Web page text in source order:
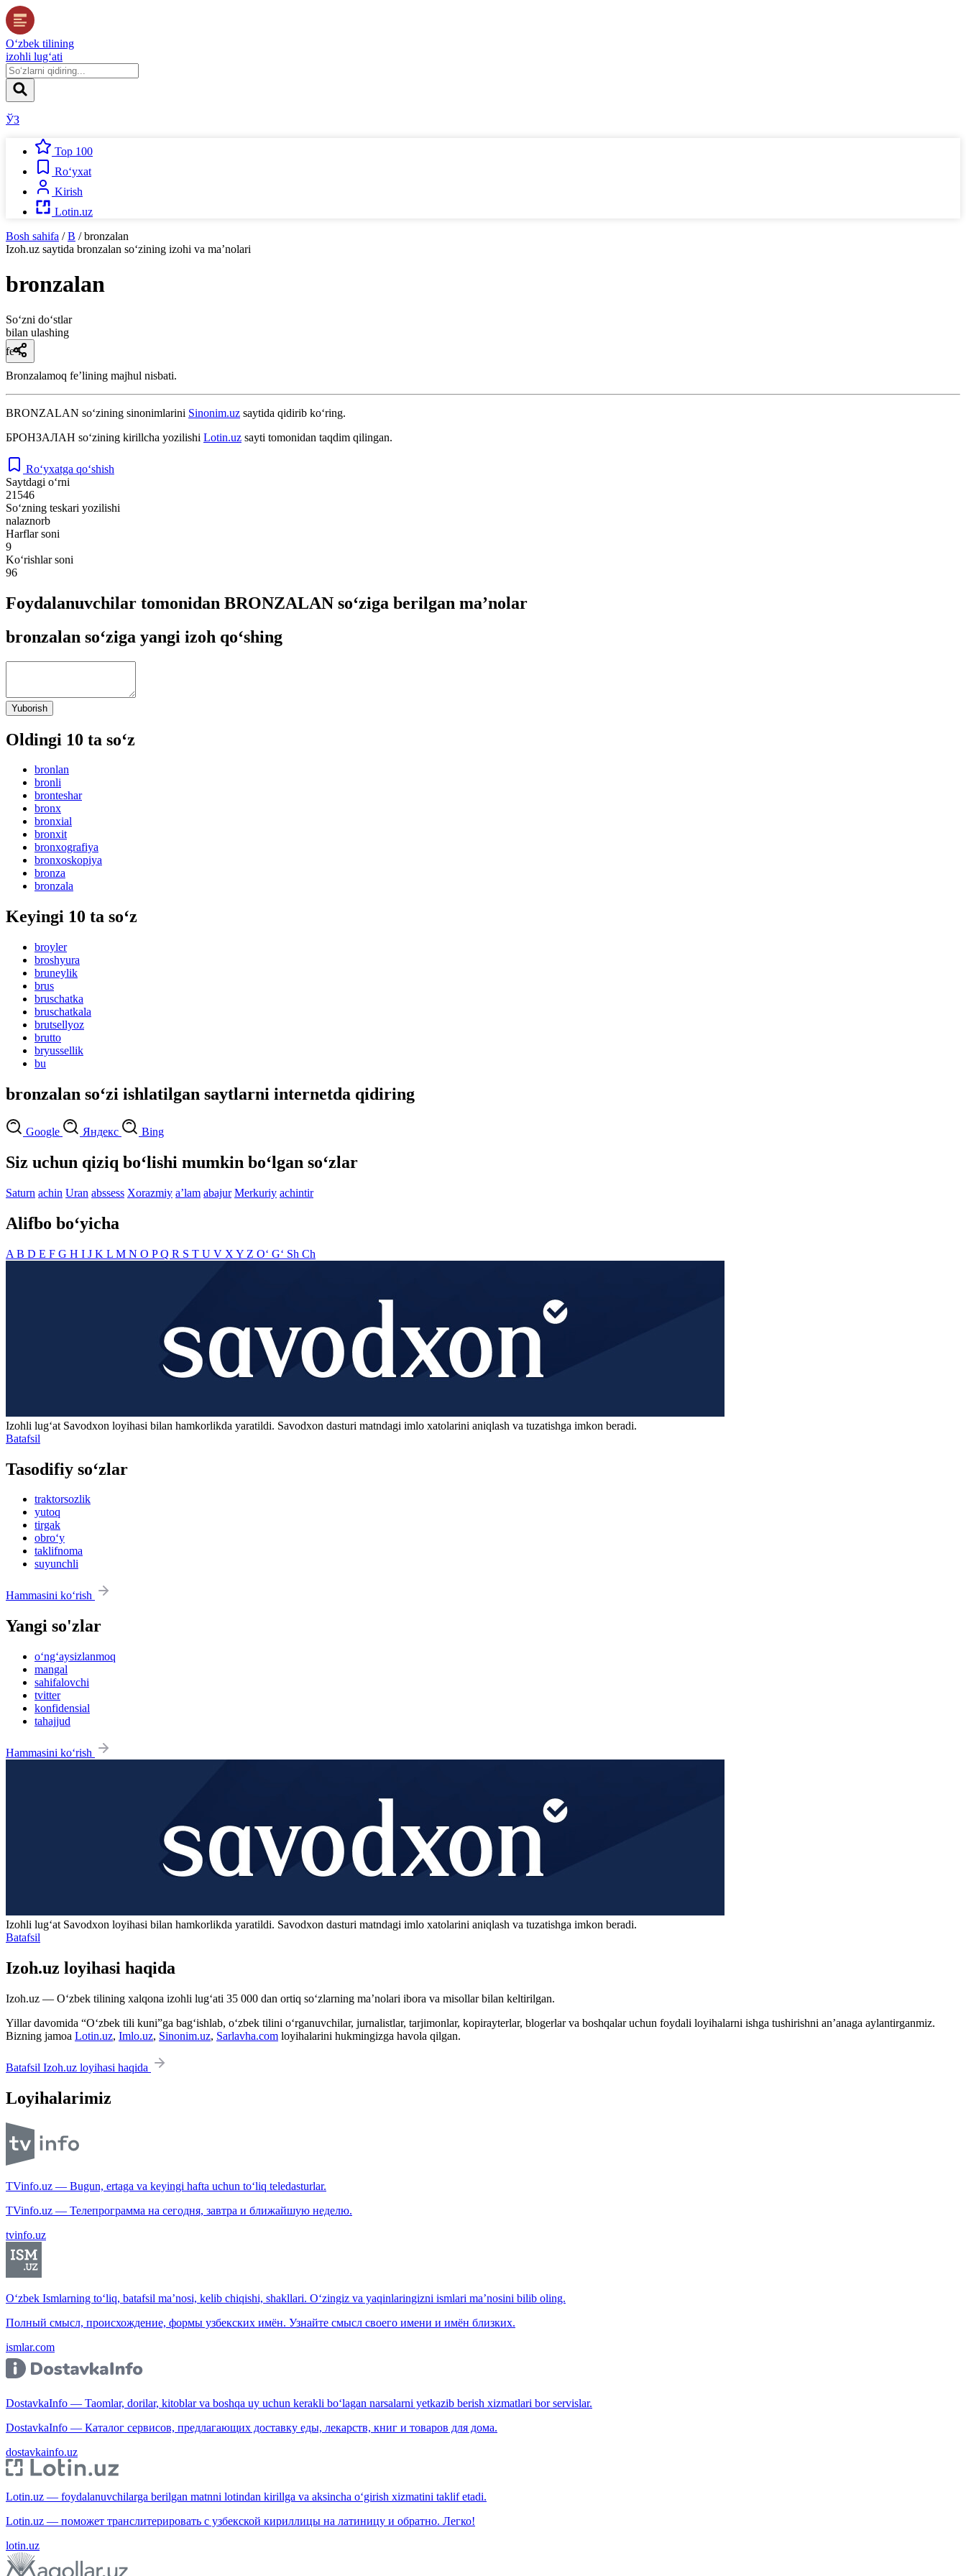
O‘zbek tilining
izohli lug‘ati
ЎЗ
Top 100
Ro‘yxat
Kirish
Lotin.uz
Bosh sahifa / B / bronzalan
Izoh.uz saytida bronzalan so‘zining izohi va ma’nolari
bronzalan
So‘zni do‘stlar
bilan ulashing
fe’l
Bronzalamoq feʼlining majhul nisbati.
BRONZALAN so‘zining sinonimlarini Sinonim.uz saytida qidirib ko‘ring.
БРОНЗАЛАН so‘zining kirillcha yozilishi Lotin.uz sayti tomonidan taqdim qilingan.
Ro‘yxatga qo‘shish
Saytdagi o‘rni
21546
So‘zning teskari yozilishi
nalaznorb
Harflar soni
9
Ko‘rishlar soni
96
Foydalanuvchilar tomonidan BRONZALAN so‘ziga berilgan ma’nolar
bronzalan so‘ziga yangi izoh qo‘shing
Yuborish
Oldingi 10 ta so‘z
bronlan
bronli
bronteshar
bronx
bronxial
bronxit
bronxografiya
bronxoskopiya
bronza
bronzala
Keyingi 10 ta so‘z
broyler
broshyura
bruneylik
brus
bruschatka
bruschatkala
brutsellyoz
brutto
bryussellik
bu
bronzalan so‘zi ishlatilgan saytlarni internetda qidiring
Google Яндекс Bing
Siz uchun qiziq bo‘lishi mumkin bo‘lgan so‘zlar
Saturn achin Uran abssess Xorazmiy aʼlam abajur Merkuriy achintir
Alifbo bo‘yicha
A B D E F G H I J K L M N O PQ R S T U V X Y Z O‘ G‘ Sh Ch
Izohli lugʻat Savodxon loyihasi bilan hamkorlikda yaratildi. Savodxon dasturi matndagi imlo xatolarini aniqlash va tuzatishga imkon beradi.
Batafsil
Tasodifiy so‘zlar
traktorsozlik
yutoq
tirgak
obro‘y
taklifnoma
suyunchli
Hammasini ko‘rish
Yangi so'zlar
o‘ng‘aysizlanmoq
mangal
sahifalovchi
tvitter
konfidensial
tahajjud
Hammasini ko‘rish
Izohli lugʻat Savodxon loyihasi bilan hamkorlikda yaratildi. Savodxon dasturi matndagi imlo xatolarini aniqlash va tuzatishga imkon beradi.
Batafsil
Izoh.uz loyihasi haqida
Izoh.uz — O‘zbek tilining xalqona izohli lug‘ati 35 000 dan ortiq so‘zlarning ma’nolari ibora va misollar bilan keltirilgan.
Yillar davomida “O‘zbek tili kuni”ga bag‘ishlab, o‘zbek tilini o‘rganuvchilar, jurnalistlar, tarjimonlar, kopirayterlar, blogerlar va boshqalar uchun foydali loyihalarni ishga tushirishni an’anaga aylantirganmiz.
Bizning jamoa Lotin.uz, Imlo.uz, Sinonim.uz, Sarlavha.com loyihalarini hukmingizga havola qilgan.
Batafsil Izoh.uz loyihasi haqida
Loyihalarimiz
TVinfo.uz — Bugun, ertaga va keyingi hafta uchun to‘liq teledasturlar.
TVinfo.uz — Телепрограмма на сегодня, завтра и ближайшую неделю.
tvinfo.uz
O‘zbek Ismlarning to‘liq, batafsil ma’nosi, kelib chiqishi, shakllari. O‘zingiz va yaqinlaringizni ismlari ma’nosini bilib oling.
Полный смысл, происхождение, формы узбекских имён. Узнайте смысл своего имени и имён близких.
ismlar.com
DostavkaInfo — Taomlar, dorilar, kitoblar va boshqa uy uchun kerakli bo‘lagan narsalarni yetkazib berish xizmatlari bor servislar.
DostavkaInfo — Каталог сервисов, предлагающих доставку еды, лекарств, книг и товаров для дома.
dostavkainfo.uz
Lotin.uz — foydalanuvchilarga berilgan matnni lotindan kirillga va aksincha o‘girish xizmatini taklif etadi.
Lotin.uz — поможет транслитерировать с узбекской кириллицы на латиницу и обратно. Легко!
lotin.uz